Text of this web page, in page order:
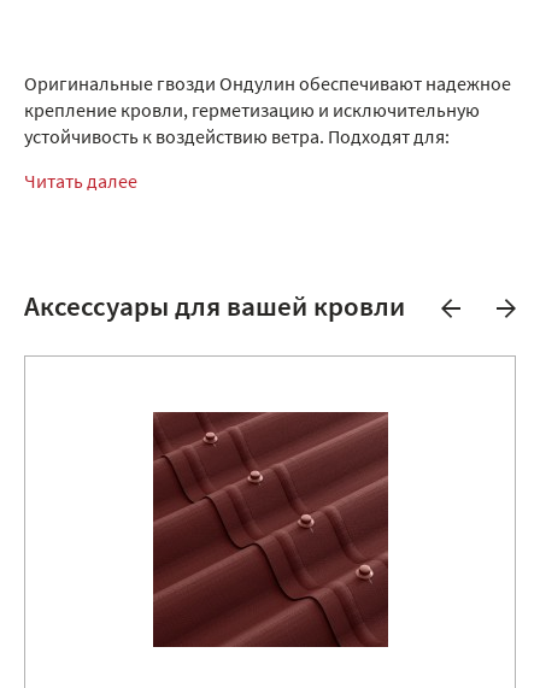
Оригинальные гвозди Ондулин обеспечивают надежное
крепление кровли, герметизацию и исключительную
устойчивость к воздействию ветра. Подходят для:
Читать далее
Аксессуары для вашей кровли